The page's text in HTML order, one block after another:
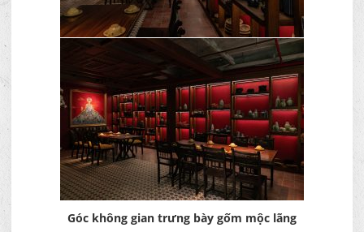
Góc không gian trưng bày gốm mộc lãng